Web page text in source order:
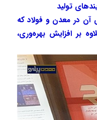
تولید
آن در معدن و فولاد که
بر افزایش بهره‌وری،